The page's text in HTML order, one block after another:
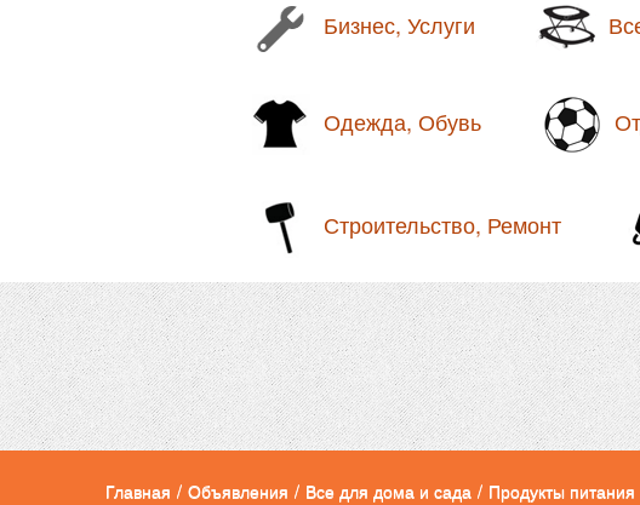
Бизнес, Услуги
Одежда, Обувь
Строительство, Ремонт
Главная / Объявления / Все для дома и сада / Продукты питания